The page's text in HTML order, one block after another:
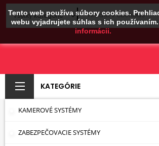
Tento web používa súbory cookies.
webu vyjadrujete súhlas s ich používaním.
informácii.
KATEGÓRIE
KAMEROVÉ SYSTÉMY
ZABEZPEČOVACIE SYSTÉMY8 KANÁLOVÉ